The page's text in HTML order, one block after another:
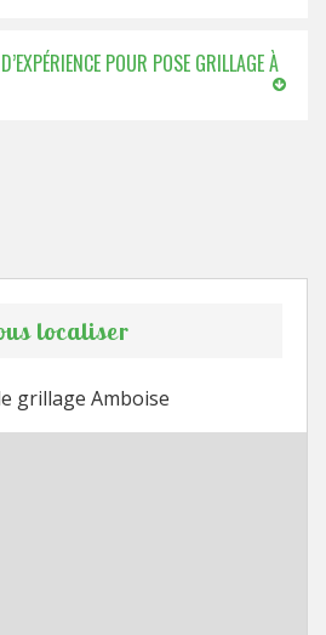
POUR POSE GRILLAGE À
localiser
grillage Amboise